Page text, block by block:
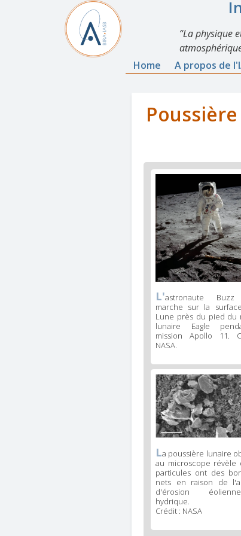
La physique
Home
A propos de
L'astronaute Buzz
marche sur la
Lune près du pied du
lunaire Eagle
mission Apollo 11.
NASA.
La poussière lunaire
au microscope révèle
particules ont des
nets en raison de
d'érosion
hydrique.
Crédit : NASA